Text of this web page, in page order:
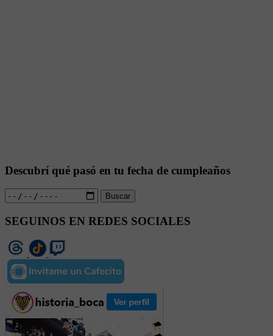
Descubrí qué pasó en tu fecha de cumpleaños
Buscar
SEGUINOS EN REDES SOCIALES